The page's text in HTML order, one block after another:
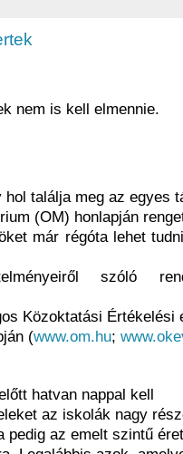
nem is kell elmennie.
találja meg az egyes
(OM) honlapján
már régóta lehet
szóló
Közoktatási Értékelési
(www.om.hu;
hatvan nappal kell
az iskolák nagy
pedig az emelt szintű